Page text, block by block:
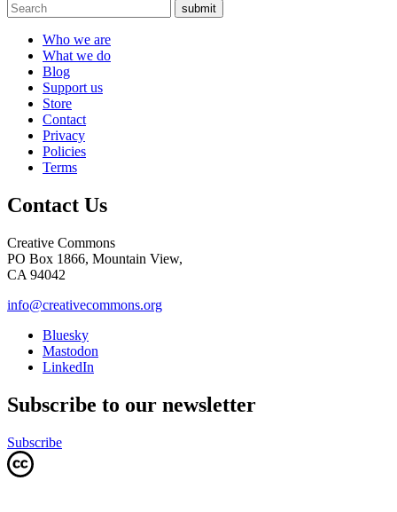
submit
Who we are
What we do
Blog
Support us
Store
Contact
Privacy
Policies
Terms
Contact Us
Creative Commons
PO Box 1866, Mountain View,
CA 94042
info@creativecommons.org
Bluesky
Mastodon
LinkedIn
Subscribe to our newsletter
Subscribe